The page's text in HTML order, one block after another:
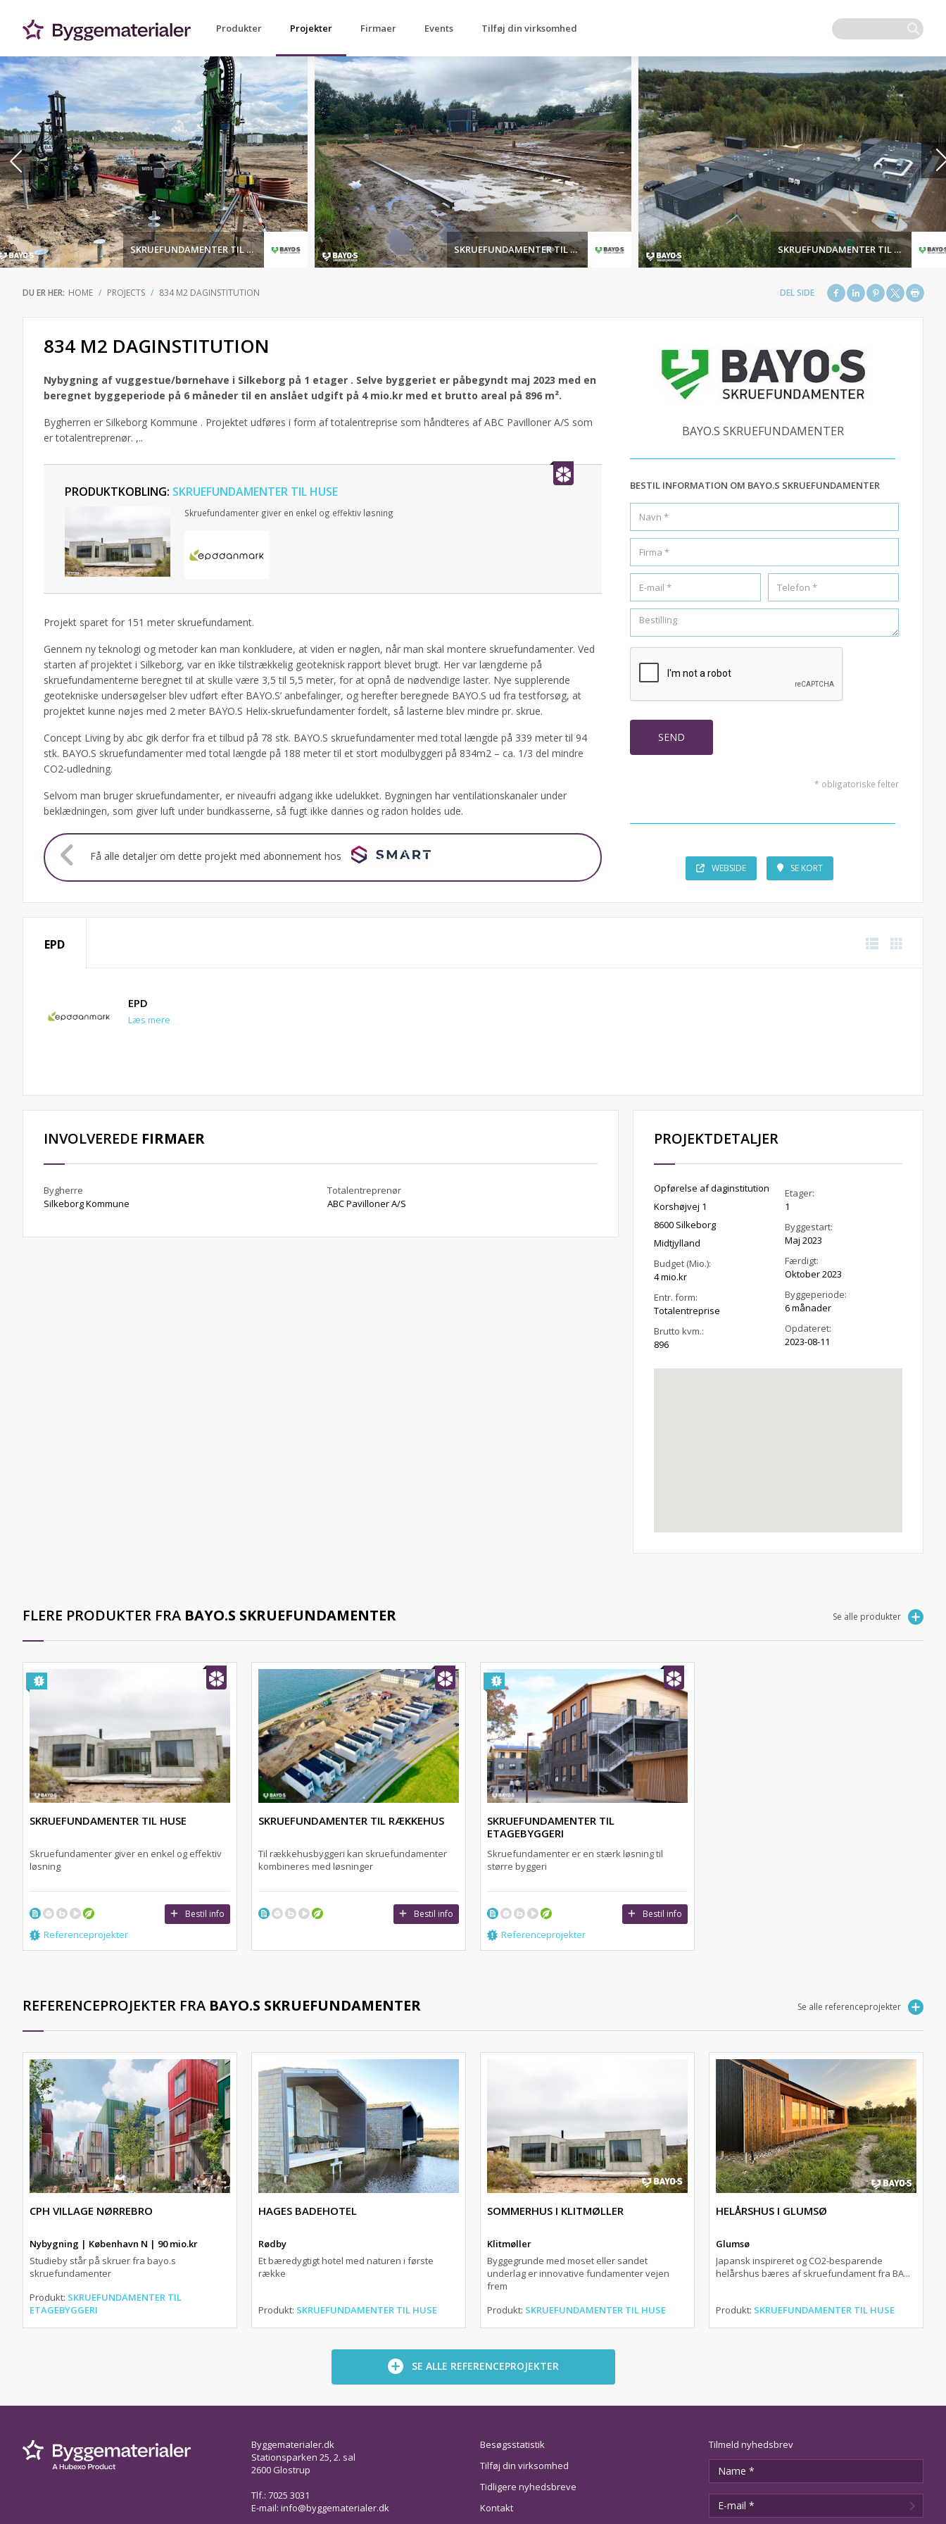
Produkter Projekter Firmaer Events Tilføj din virksomhed
SKRUEFUNDAMENTER TIL HUSE SKRUEFUNDAMENTER TIL HUSE SKRUEFUNDAMENTER TIL HUSE
DU ER HER: HOME PROJECTS 834 M2 DAGINSTITUTION
834 M2 DAGINSTITUTION
Nybygning af vuggestue/børnehave i Silkeborg på 1 etager . Selve byggeriet er påbegyndt maj 2023 med en
beregnet byggeperiode på 6 måneder til en anslået udgift på 4 mio.kr med et brutto areal på 896 m².
Bygherren er Silkeborg Kommune . Projektet udføres i form af totalentreprise som håndteres af ABC Pavilloner A/S som
er totalentreprenør. ,..
PRODUKTKOBLING: SKRUEFUNDAMENTER TIL HUSE
Skruefundamenter giver en enkel og effektiv løsning
Projekt sparet for 151 meter skruefundament.
Gennem ny teknologi og metoder kan man konkludere, at viden er nøglen, når man skal montere skruefundamenter. Ved
starten af projektet i Silkeborg, var en ikke tilstrækkelig geoteknisk rapport blevet brugt. Her var længderne på
skruefundamenterne beregnet til at skulle være 3,5 til 5,5 meter, for at opnå de nødvendige laster. Nye supplerende
geotekniske undersøgelser blev udført efter BAYO.S’ anbefalinger, og herefter beregnede BAYO.S ud fra testforsøg, at
projektet kunne nøjes med 2 meter BAYO.S Helix-skruefundamenter fordelt, så lasterne blev mindre pr. skrue.
Concept Living by abc gik derfor fra et tilbud på 78 stk. BAYO.S skruefundamenter med total længde på 339 meter til 94
stk. BAYO.S skruefundamenter med total længde på 188 meter til et stort modulbyggeri på 834m2 – ca. 1/3 del mindre
CO2-udledning.
Selvom man bruger skruefundamenter, er niveaufri adgang ikke udelukket. Bygningen har ventilationskanaler under
beklædningen, som giver luft under bundkasserne, så fugt ikke dannes og radon holdes ude.
Få alle detaljer om dette projekt med abonnement hos
BAYO.S SKRUEFUNDAMENTER
BESTIL INFORMATION OM BAYO.S SKRUEFUNDAMENTER
* obligatoriske felter
WEBSIDE SE KORT
EPD
EPD
Læs mere
INVOLVEREDE FIRMAER
Bygherre
Silkeborg Kommune
Totalentreprenør
ABC Pavilloner A/S
PROJEKTDETALJER
Opførelse af daginstitution
Korshøjvej 1
8600 Silkeborg
Midtjylland
Budget (Mio.):
4 mio.kr
Entr. form:
Totalentreprise
Brutto kvm.:
896
Etager:
1
Byggestart:
Maj 2023
Færdigt:
Oktober 2023
Byggeperiode:
6 månader
Opdateret:
2023-08-11
Se alle produkter
FLERE PRODUKTER FRA BAYO.S SKRUEFUNDAMENTER
SKRUEFUNDAMENTER TIL HUSE
Skruefundamenter giver en enkel og effektiv
løsning
Bestil info
Referenceprojekter
SKRUEFUNDAMENTER TIL RÆKKEHUS
Til rækkehusbyggeri kan skruefundamenter
kombineres med løsninger
Bestil info
SKRUEFUNDAMENTER TIL
ETAGEBYGGERI
Skruefundamenter er en stærk løsning til
større byggeri
Bestil info
Referenceprojekter
Se alle referenceprojekter
REFERENCEPROJEKTER FRA BAYO.S SKRUEFUNDAMENTER
CPH VILLAGE NØRREBRO
Nybygning | København N | 90 mio.kr
Studieby står på skruer fra bayo.s
skruefundamenter
Produkt: SKRUEFUNDAMENTER TIL
ETAGEBYGGERI
HAGES BADEHOTEL
Rødby
Et bæredygtigt hotel med naturen i første
række
Produkt: SKRUEFUNDAMENTER TIL HUSE
SOMMERHUS I KLITMØLLER
Klitmøller
Byggegrunde med moset eller sandet
underlag er innovative fundamenter vejen
frem
Produkt: SKRUEFUNDAMENTER TIL HUSE
HELÅRSHUS I GLUMSØ
Glumsø
Japansk inspireret og CO2-besparende
helårshus bæres af skruefundament fra BA...
Produkt: SKRUEFUNDAMENTER TIL HUSE
SE ALLE REFERENCEPROJEKTER
Byggematerialer.dk
Stationsparken 25, 2. sal
2600 Glostrup
Tlf.: 7025 3031
E-mail: info@byggematerialer.dk
Besøgsstatistik
Tilføj din virksomhed
Tidligere nyhedsbreve
Kontakt
Tilmeld nyhedsbrev